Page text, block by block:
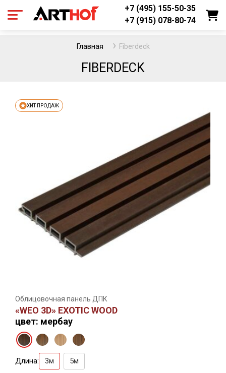
+7 (495) 155-50-35
+7 (915) 078-80-74
Главная Fiberdeck
FIBERDECK
ХИТ ПРОДАЖ
Облицовочная панель ДПК
«WEO 3D» EXOTIC WOOD
цвет: мербау
Длина: 3м 5м